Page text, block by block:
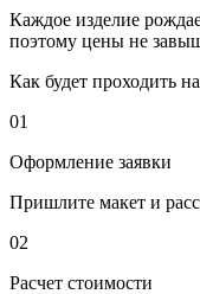
Каждое изделие
поэтому цены не
Как будет проходить
01
Оформление заявки
Пришлите макет и
02
Расчет стоимости